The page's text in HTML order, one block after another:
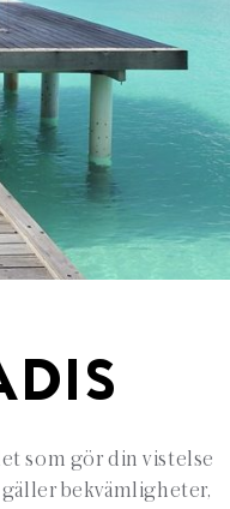
som gör din vistelse
bekvämligheter,